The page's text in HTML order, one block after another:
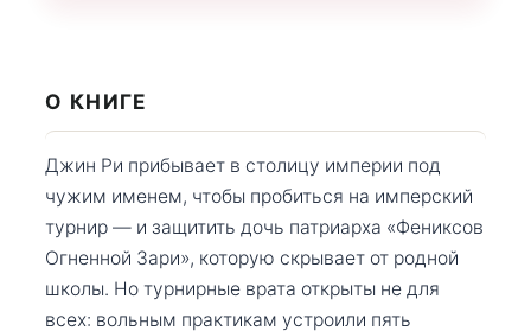
О КНИГЕ
Джин Ри прибывает в столицу империи под
чужим именем, чтобы пробиться на имперский
турнир — и защитить дочь патриарха «Фениксов
Огненной Зари», которую скрывает от родной
школы. Но турнирные врата открыты не для
всех: вольным практикам устроили пять